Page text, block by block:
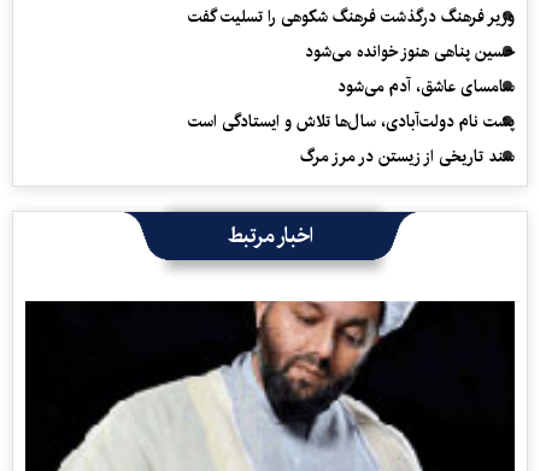
وزیر فرهنگ درگذشت فرهنگ شکوهی را تسلیت گفت
حسین پناهی هنوز خوانده می‌شود
سامسای عاشق، آدم می‌شود
پشت نام دولت‌آبادی، سال‌ها تلاش و ایستادگی است
سند تاریخی از زیستن در مرز مرگ
اخبار مرتبط